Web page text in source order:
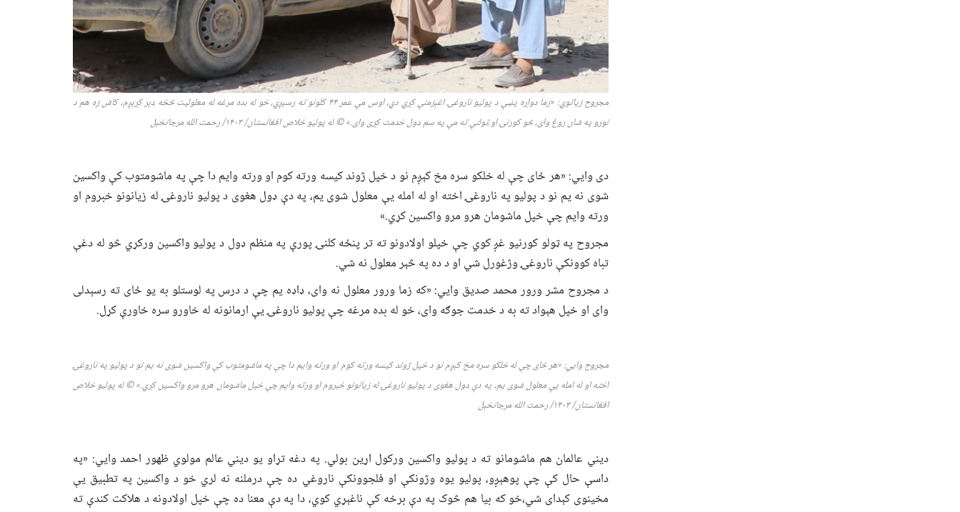
مجروح زیاتوي: «زما دواړه پښې د پولیو ناروغۍ اغېزمنې کړي دي،اوس مې عمر۴۴کلونو ته رسېږي، خو له بده مرغهله معلولیت څخه ډېر کړېږم،کاش زه هم د
نورو په شان روغ وای،څو کورنۍ او ټولنې ته مې په سم ډول خدمت کړی وای.»©له پولیو خلاص افغانستان/ ۱۴۰۳ /رحمت الله مرجانخېل
دی وايي: «هر ځای چې له خلکو سره مخ کېږم نو د خپل ژوند کیسه ورته کوم او ورته وایم دا چې په ماشومتوب کې واکسین
شوی نه یم نو د پولیو په ناروغۍ اخته او له امله یې معلول شوی یم، په دې ډول هغوی د پولیو ناروغۍ له زیانونو خبروم او
ورته وایم چې خپل ماشومان هرو مرو واکسین کړي.»
مجروح په ټولو کورنیو غږ کوي چې خپلو اولادونو ته تر پنځه کلنۍ پورې په منظم ډول د پولیو واکسین ورکړي څو له دغې
تباه کوونکې ناروغۍ وژغورل شي او د ده په څېر معلول نه شي.
د مجروح مشر ورور محمد صدیق وایي: «که زما ورور معلول نه وای، ډاډه یم چې د درس په لوستلو به یو ځای ته رسېدلی
وای او خپل هېواد ته به د خدمت جوګه وای، خو له بده مرغه چې پولیو ناروغۍ یې ارمانونه له خاورو سره خاورې کړل.
مجروح وايي: «هر ځای چې له خلکو سره مخ کېږم نو د خپل ژوند کیسه ورته کوم او ورته وایم دا چې په ماشومتوب کې واکسین شوی نه یم نو د پولیو په ناروغۍ
اخته او له امله یې معلول شوی یم، په دې ډول هغوی د پولیو ناروغۍ له زیانونو خبروم او ورته وایم چې خپل ماشومان هرو مرو واکسین کړي.»©له پولیو خلاص
افغانستان/ ۱۴۰۳ /رحمت الله مرجانخېل
دیني عالمان هم ماشومانو ته د پولیو واکسین ورکول اړین بولي. په دغه تړاو یو دیني عالم مولوي ظهور احمد وایي: «په
داسې حال کې چې پوهېږو، پولیو یوه وژونکې او فلجوونکې ناروغي ده چې درملنه نه لري خو د واکسین په تطبیق یې
مخینوی کېدای شي،خو که بیا هم څوک په دې برخه کې ناغېړي کوي، دا په دې معنا ده چې خپل اولادونه د هلاکت کندې ته